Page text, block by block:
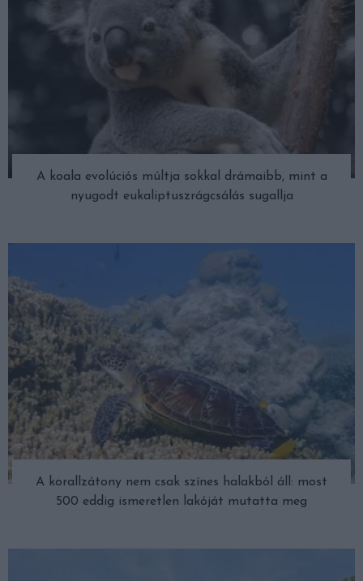
A koala evolúciós múltja sokkal drámaibb, mint a
nyugodt eukaliptuszrágcsálás sugallja
A korallzátony nem csak színes halakból áll: most
500 eddig ismeretlen lakóját mutatta meg